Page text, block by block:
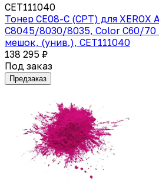
CET111040
Тонер CE08-C (CPT) для XEROX
C8045/8030/8035, Color C60/70
мешок, (унив.), CET111040
138 295 ₽
Под заказ
Предзаказ